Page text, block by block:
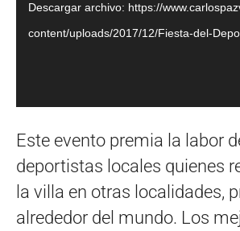
Descargar archivo: https://
content/uploads/2017/12/Fiesta-del-
Este evento premia la labor
deportistas locales quienes
la villa en otras localidades,
alrededor del mundo. Los